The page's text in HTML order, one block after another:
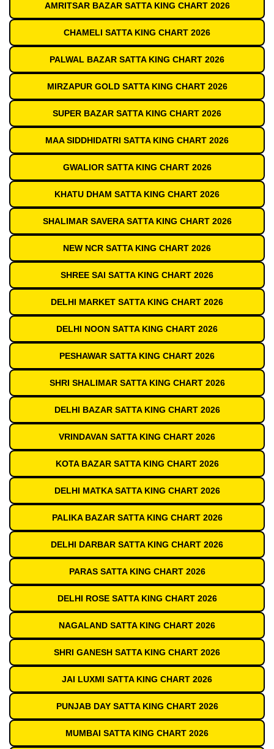
AMRITSAR BAZAR SATTA KING CHART 2026
CHAMELI SATTA KING CHART 2026
PALWAL BAZAR SATTA KING CHART 2026
MIRZAPUR GOLD SATTA KING CHART 2026
SUPER BAZAR SATTA KING CHART 2026
MAA SIDDHIDATRI SATTA KING CHART 2026
GWALIOR SATTA KING CHART 2026
KHATU DHAM SATTA KING CHART 2026
SHALIMAR SAVERA SATTA KING CHART 2026
NEW NCR SATTA KING CHART 2026
SHREE SAI SATTA KING CHART 2026
DELHI MARKET SATTA KING CHART 2026
DELHI NOON SATTA KING CHART 2026
PESHAWAR SATTA KING CHART 2026
SHRI SHALIMAR SATTA KING CHART 2026
DELHI BAZAR SATTA KING CHART 2026
VRINDAVAN SATTA KING CHART 2026
KOTA BAZAR SATTA KING CHART 2026
DELHI MATKA SATTA KING CHART 2026
PALIKA BAZAR SATTA KING CHART 2026
DELHI DARBAR SATTA KING CHART 2026
PARAS SATTA KING CHART 2026
DELHI ROSE SATTA KING CHART 2026
NAGALAND SATTA KING CHART 2026
SHRI GANESH SATTA KING CHART 2026
JAI LUXMI SATTA KING CHART 2026
PUNJAB DAY SATTA KING CHART 2026
MUMBAI SATTA KING CHART 2026